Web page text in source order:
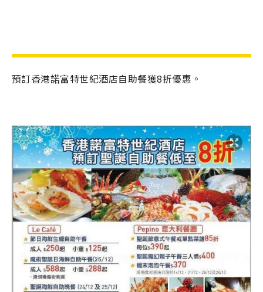
預訂香港諾富特世紀酒店自助餐獲8折優惠。